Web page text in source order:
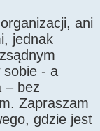
ani
jednak
sobie - a
– bez
Zapraszam
gdzie jest